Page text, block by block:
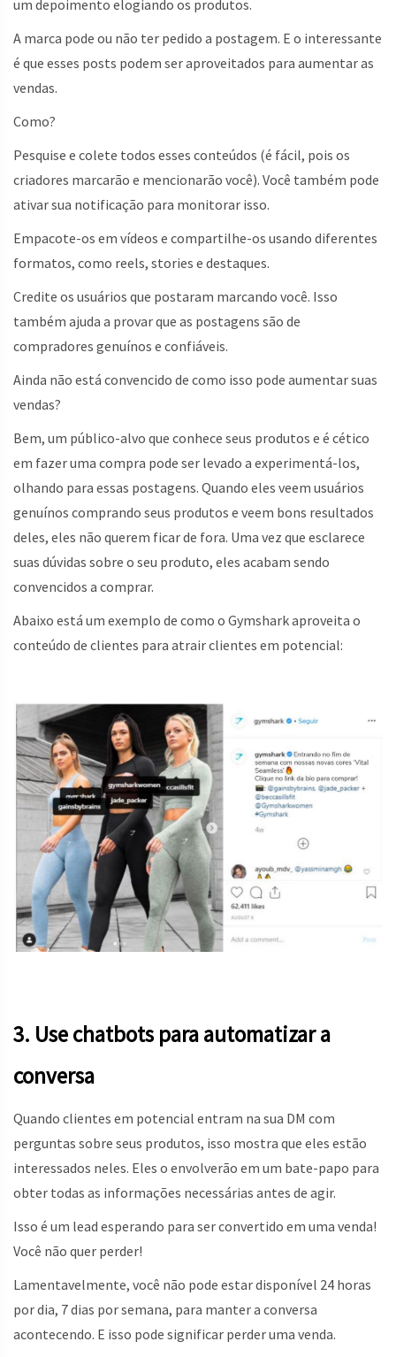
um depoimento elogiando os produtos.
A marca pode ou não ter pedido a postagem. E o interessante
é que esses posts podem ser aproveitados para aumentar as
vendas.
Como?
Pesquise e colete todos esses conteúdos (é fácil, pois os
criadores marcarão e mencionarão você). Você também pode
ativar sua notificação para monitorar isso.
Empacote-os em vídeos e compartilhe-os usando diferentes
formatos, como reels, stories e destaques.
Credite os usuários que postaram marcando você. Isso
também ajuda a provar que as postagens são de
compradores genuínos e confiáveis.
Ainda não está convencido de como isso pode aumentar suas
vendas?
Bem, um público-alvo que conhece seus produtos e é cético
em fazer uma compra pode ser levado a experimentá-los,
olhando para essas postagens. Quando eles veem usuários
genuínos comprando seus produtos e veem bons resultados
deles, eles não querem ficar de fora. Uma vez que esclarece
suas dúvidas sobre o seu produto, eles acabam sendo
convencidos a comprar.
Abaixo está um exemplo de como o Gymshark aproveita o
conteúdo de clientes para atrair clientes em potencial:
3. Use chatbots para automatizar a
conversa
Quando clientes em potencial entram na sua DM com
perguntas sobre seus produtos, isso mostra que eles estão
interessados ​​neles. Eles o envolverão em um bate-papo para
obter todas as informações necessárias antes de agir.
Isso é um lead esperando para ser convertido em uma venda!
Você não quer perder!
Lamentavelmente, você não pode estar disponível 24 horas
por dia, 7 dias por semana, para manter a conversa
acontecendo. E isso pode significar perder uma venda.